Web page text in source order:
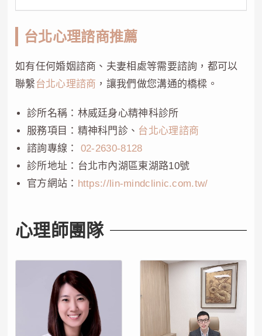
台北心理諮商推薦
如有任何婚姻諮商、夫妻相處等需要諮詢，都可以
聯繫 台北心理諮商 ，讓我們做您溝通的橋樑。
診所名稱：林威廷身心精神科診所
服務項目：精神科門診、 台北心理諮商
諮詢專線： 02-2630-8128
診所地址：台北市內湖區東湖路10號
官方網站： https://lin-mindclinic.com.tw/
心理師團隊